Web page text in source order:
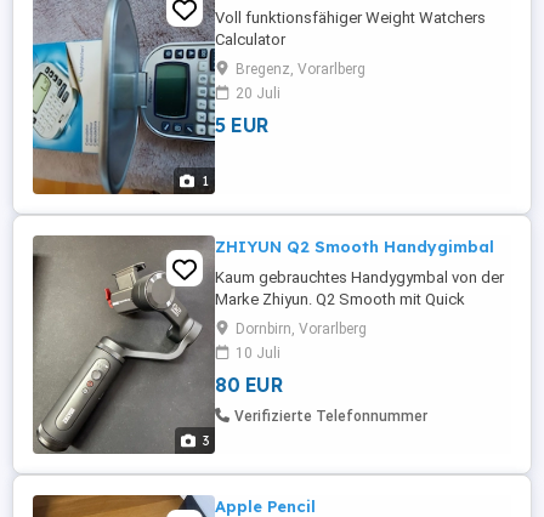
1
Voll funktionsfähiger Weight Watchers
Calculator
Bregenz, Vorarlberg
20 Juli
5 EUR
3
ZHIYUN Q2 Smooth Handygimbal
Kaum gebrauchtes Handygymbal von der
Marke Zhiyun. Q2 Smooth mit Quick
relaese Halterung für schnelles
abklemmen. Direkte Verbindung mit dem
Handy über BT. Mit USB-C. Perfekt für
VLOG und Reportage.
Dornbirn, Vorarlberg
10 Juli
80 EUR
Verifizierte Telefonnummer
Apple Pencil